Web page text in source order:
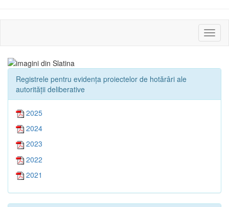
sau
Registrele pentru evidența proiectelor de hotărâri ale
autorității deliberative
2025
2024
2023
2022
2021